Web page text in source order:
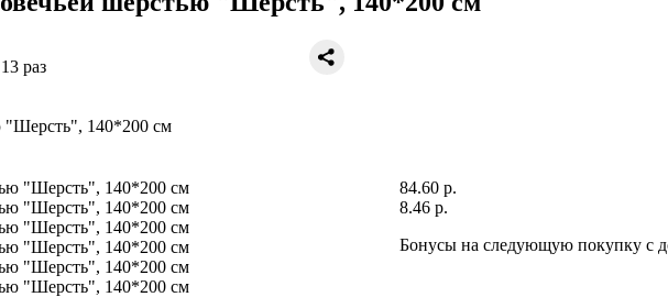
13 раз
"Шерсть", 140*200 см
84.60 р.
8.46 р.
Бонусы на следующую покупку c